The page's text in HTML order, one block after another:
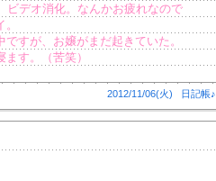
デオ消化。なんかお疲れなので
すが、お嬢がまだ起きていた。
す。（苦笑）
2012/11/06(火) 日記帳♪